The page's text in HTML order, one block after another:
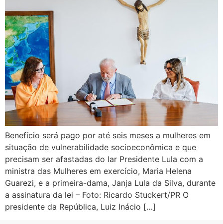
Benefício será pago por até seis meses a mulheres em
situação de vulnerabilidade socioeconômica e que
precisam ser afastadas do lar Presidente Lula com a
ministra das Mulheres em exercício, Maria Helena
Guarezi, e a primeira-dama, Janja Lula da Silva, durante
a assinatura da lei – Foto: Ricardo Stuckert/PR O
presidente da República, Luiz Inácio […]